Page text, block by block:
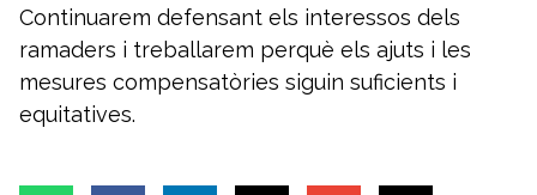
Continuarem defensant els interessos dels
ramaders i treballarem perquè els ajuts i les
mesures compensatòries siguin suficients i
equitatives.